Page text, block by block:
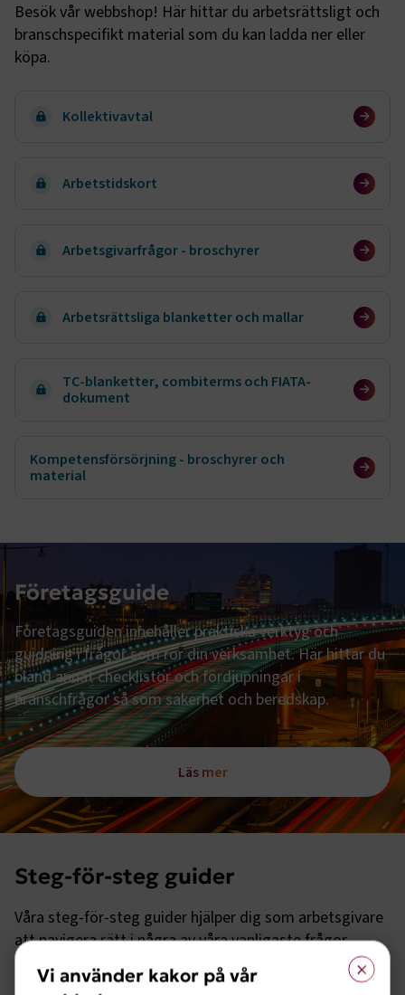
Besök vår webbshop! Här hittar du arbetsrättsligt och
branschspecifikt material som du kan ladda ner eller
köpa.
Kollektivavtal
Arbetstidskort
Arbetsgivarfrågor - broschyrer
Arbetsrättsliga blanketter och mallar
TC-blanketter, combiterms och FIATA-
dokument
Kompetensförsörjning - broschyrer och
material
Företagsguide
Företagsguiden innehåller praktiska verktyg och
guidning i frågor som rör din verksamhet. Här hittar du
bland annat checklistor och fördjupningar i
branschfrågor så som säkerhet och beredskap.
Läs mer
Steg-för-steg guider
Våra steg-för-steg guider hjälper dig som arbetsgivare
att navigera rätt i några av våra vanligaste frågor,
exempelvis hur du ska gå tillväga om du vill anställa
eller säga upp personal.
×
Vi använder kakor på vår